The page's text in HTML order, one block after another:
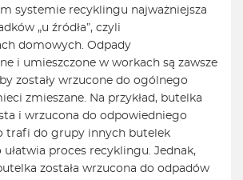
systemie recyklingu najważniejsza
„u źródła”, czyli
domowych. Odpady
i umieszczone w workach są zawsze
zostały wrzucone do ogólnego
zmieszane. Na przykład, butelka
i wrzucona do odpowiedniego
trafi do grupy innych butelek
proces recyklingu. Jednak,
została wrzucona do odpadów